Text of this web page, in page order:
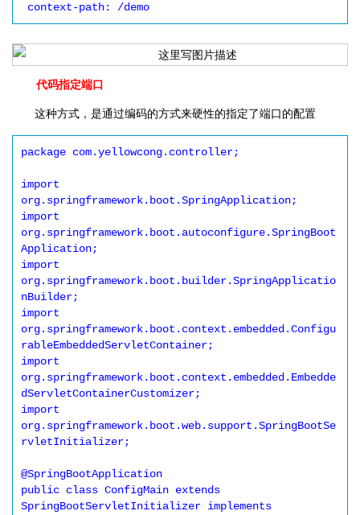
代码指定端口
这种方式，是通过编码的方式来硬性的指定了端口的配置
package com.yellowcong.controller;
import
org.springframework.boot.SpringApplication;
import
org.springframework.boot.autoconfigure.SpringBoot
Application;
import
org.springframework.boot.builder.SpringApplicatio
nBuilder;
import
org.springframework.boot.context.embedded.Configu
rableEmbeddedServletContainer;
import
org.springframework.boot.context.embedded.Embedde
dServletContainerCustomizer;
import
org.springframework.boot.web.support.SpringBootSe
rvletInitializer;
@SpringBootApplication
public class ConfigMain extends
SpringBootServletInitializer implements